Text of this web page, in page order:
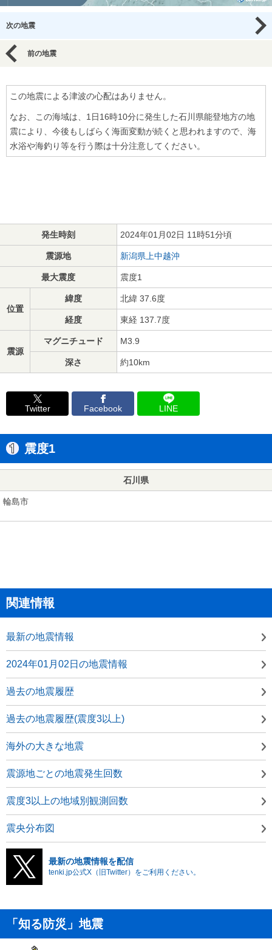
次の地震
前の地震
この地震による津波の心配はありません。
なお、この海域は、1日16時10分に発生した石川県能登地方の地
震により、今後もしばらく海面変動が続くと思われますので、海
水浴や海釣り等を行う際は十分注意してください。
発生時刻 2024年01月02日 11時51分頃
震源地 新潟県上中越沖
最大震度 震度1
位置
緯度 北緯 37.6度
経度 東経 137.7度
震源
マグニチュード M3.9
深さ 約10km
Twitter Facebook LINE
震度1
石川県
輪島市
関連情報
最新の地震情報
2024年01月02日の地震情報
過去の地震履歴
過去の地震履歴(震度3以上)
海外の大きな地震
震源地ごとの地震発生回数
震度3以上の地域別観測回数
震央分布図
最新の地震情報を配信
tenki.jp公式X（旧Twitter）をご利用ください。
「知る防災」地震